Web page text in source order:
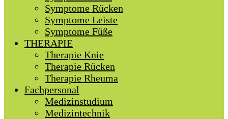
Symptome Rücken
Symptome Leiste
Symptome Füße
THERAPIE
Therapie Knie
Therapie Rücken
Therapie Rheuma
Fachpersonal
Medizinstudium
Medizintechnik